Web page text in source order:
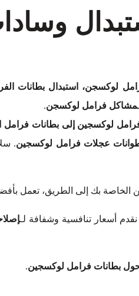
استبدال بطانات
مشاكل فرامل لوكسجن.
لوكسجين إلى بطانات فرامل
عجلات فرامل لوكسجين.
بك إلى الطريق، تعمل
أسعار تنافسية وشفافة لـ
بطانات فرامل لوكسجين.